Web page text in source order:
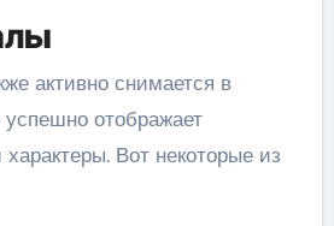
активно снимается в
успешно отображает
Вот некоторые из